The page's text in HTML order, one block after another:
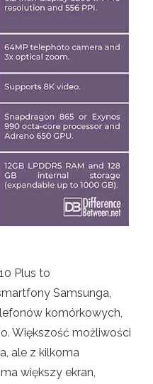
Plus to
Samsunga,
komórkowych,
Większość możliwości
ale z kilkoma
większy ekran,